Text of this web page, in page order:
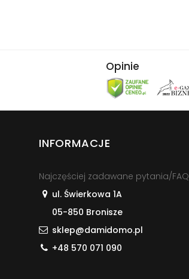
Opinie
INFORMACJE
Najczęściej zadawane pytania/FAQ
ul. Świerkowa 1A
05-850 Bronisze
sklep@damidomo.pl
+48 570 071 090